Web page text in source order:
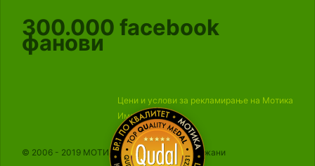
300.000 facebook
фанови
Цени и услови за рекламирање на Мотика
Импресум
© 2006 - 2019 МОТИКА, Сите права се задржани